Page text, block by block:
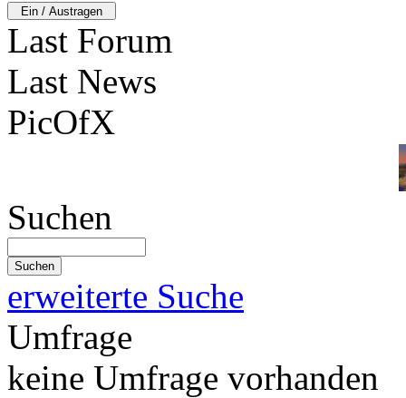
Last Forum
Last News
PicOfX
Suchen
erweiterte Suche
Umfrage
keine Umfrage vorhanden